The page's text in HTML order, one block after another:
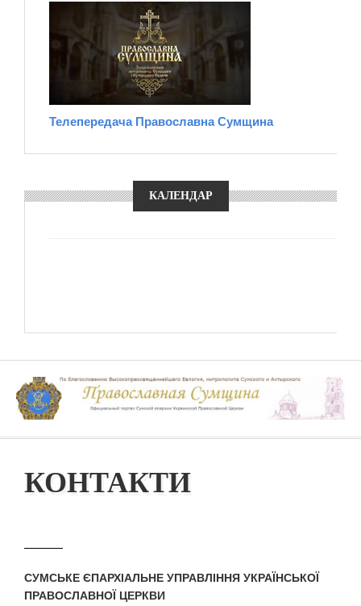
Телепередача Православна Сумщина
КАЛЕНДАР
КОНТАКТИ
СУМСЬКЕ ЄПАРХІАЛЬНЕ УПРАВЛІННЯ УКРАЇНСЬКОЇ
ПРАВОСЛАВНОЇ ЦЕРКВИ